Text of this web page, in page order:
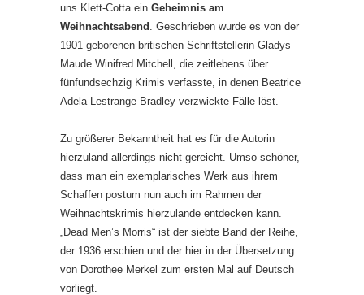
uns Klett-Cotta ein Geheimnis am
Weihnachtsabend . Geschrieben wurde es von der
1901 geborenen britischen Schriftstellerin Gladys
Maude Winifred Mitchell, die zeitlebens über
fünfundsechzig Krimis verfasste, in denen Beatrice
Adela Lestrange Bradley verzwickte Fälle löst.
Zu größerer Bekanntheit hat es für die Autorin
hierzuland allerdings nicht gereicht. Umso schöner,
dass man ein exemplarisches Werk aus ihrem
Schaffen postum nun auch im Rahmen der
Weihnachtskrimis hierzulande entdecken kann.
„Dead Men’s Morris“ ist der siebte Band der Reihe,
der 1936 erschien und der hier in der Übersetzung
von Dorothee Merkel zum ersten Mal auf Deutsch
vorliegt.